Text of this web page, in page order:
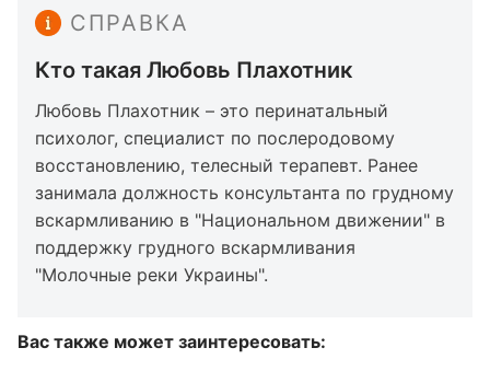
СПРАВКА
Кто такая Любовь Плахотник
Любовь Плахотник – это перинатальный
психолог, специалист по послеродовому
восстановлению, телесный терапевт. Ранее
занимала должность консультанта по грудному
вскармливанию в "Национальном движении" в
поддержку грудного вскармливания
"Молочные реки Украины".
Вас также может заинтересовать: